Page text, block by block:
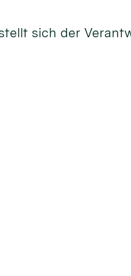
sich der